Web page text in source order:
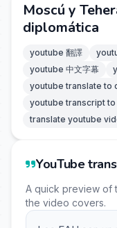
Moscú y
diplomática
youtube 翻譯
youtube 中文字幕
youtube translate to
youtube transcript to
translate youtube
YouTube
A quick preview of
the video covers.